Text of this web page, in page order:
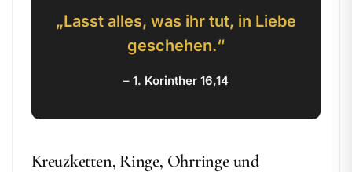
„Lasst alles, was ihr tut, in Liebe
geschehen.“
– 1. Korinther 16,14
Kreuzketten, Ringe, Ohrringe und